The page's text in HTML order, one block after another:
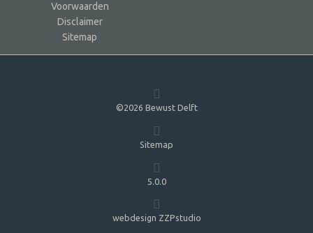
Voorwaarden
Disclaimer
Sitemap
©2026 Bewust Delft
Sitemap
5.0.0
webdesign ZZPstudio